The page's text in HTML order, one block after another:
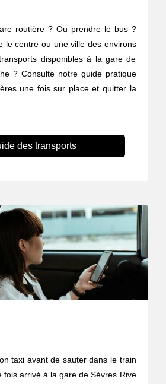
routière ? Ou prendre le bus ?
le centre ou une ville des environs
disponibles à la gare de
? Consulte notre guide pratique
une fois sur place et quitter la
des transports
taxi avant de sauter dans le train
fois arrivé à la gare de Sèvres Rive